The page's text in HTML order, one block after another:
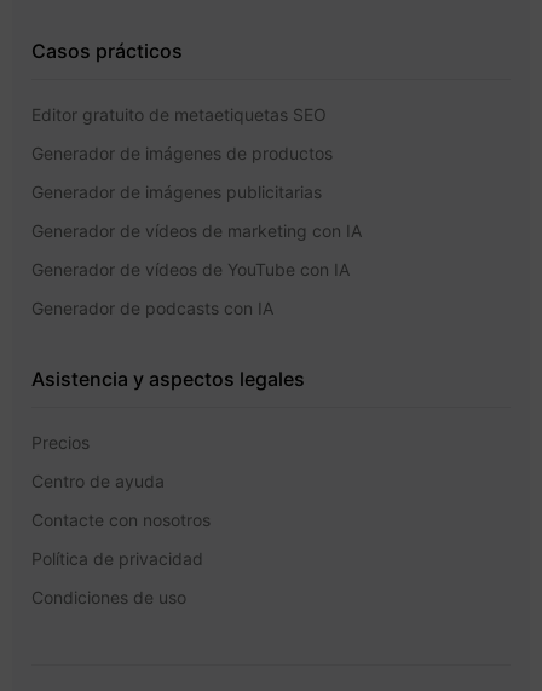
Casos prácticos
Editor gratuito de metaetiquetas SEO
Generador de imágenes de productos
Generador de imágenes publicitarias
Generador de vídeos de marketing con IA
Generador de vídeos de YouTube con IA
Generador de podcasts con IA
Asistencia y aspectos legales
Precios
Centro de ayuda
Contacte con nosotros
Política de privacidad
Condiciones de uso